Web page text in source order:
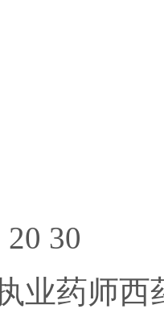
20 30
业药师西